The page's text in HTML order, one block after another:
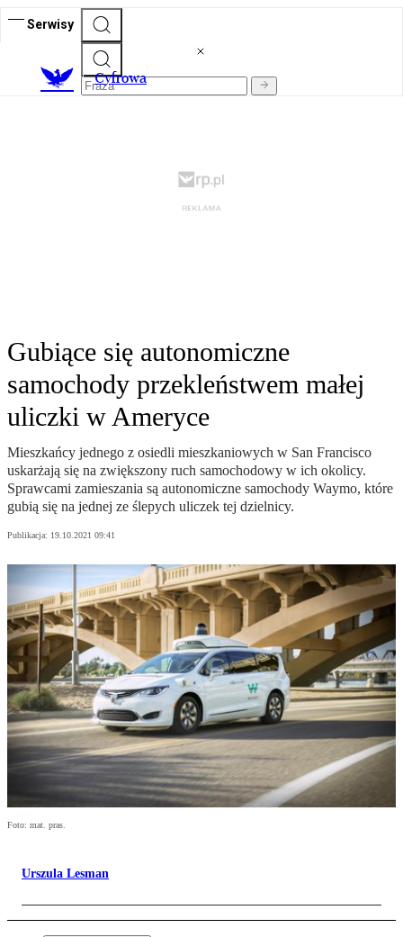
Serwisy
Cyfrowa
Gubiące się autonomiczne
samochody przekleństwem małej
uliczki w Ameryce
Mieszkańcy jednego z osiedli mieszkaniowych w San Francisco
uskarżają się na zwiększony ruch samochodowy w ich okolicy.
Sprawcami zamieszania są autonomiczne samochody Waymo, które
gubią się na jednej ze ślepych uliczek tej dzielnicy.
Publikacja: 19.10.2021 09:41
Foto: mat. pras.
Urszula Lesman